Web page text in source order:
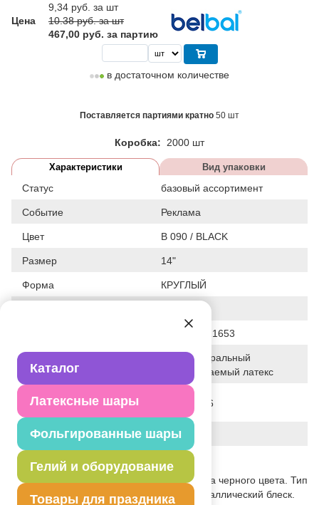
Каталог
Латексные шары
Фольгированные шары
Гелий и оборудование
Товары для праздника
Цена
9,34 руб. за шт
10.38 руб. за шт
467,00 руб. за партию
в достаточном количестве
Поставляется партиями кратно 50 шт
Коробка: 2000 шт
Характеристики Вид упаковки
Статус базовый ассортимент
Событие Реклама
Цвет B 090 / BLACK
Размер 14"
Форма КРУГЛЫЙ
5414391021653
Исходный материал
100% натуральный
биоразлагаемый латекс
Дата последнего
02-08-2026
Вес 3.890 г
Описание товара
Воздушный шар из натурального латекса черного цвета. Тип
шара – металлик. Цвет шара имеет металлический блеск.